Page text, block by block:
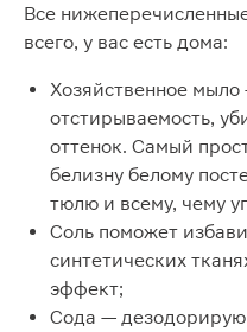
Все
всего, у вас есть дома:
Хозяйственное мыло
отстирываемость,
оттенок. Самый
белизну белому
тюлю и всему, чему
Соль поможет
синтетических
эффект;
Сода —